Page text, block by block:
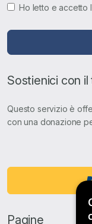
Ho letto e accetto
Sostienici con
Questo servizio è
con una donazione
Pagine